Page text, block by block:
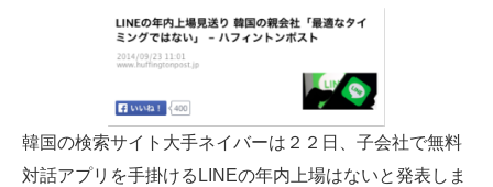
韓国の検索サイト大手ネイバーは２２日、子会社で無料
対話アプリを手掛けるLINEの年内上場はないと発表しま